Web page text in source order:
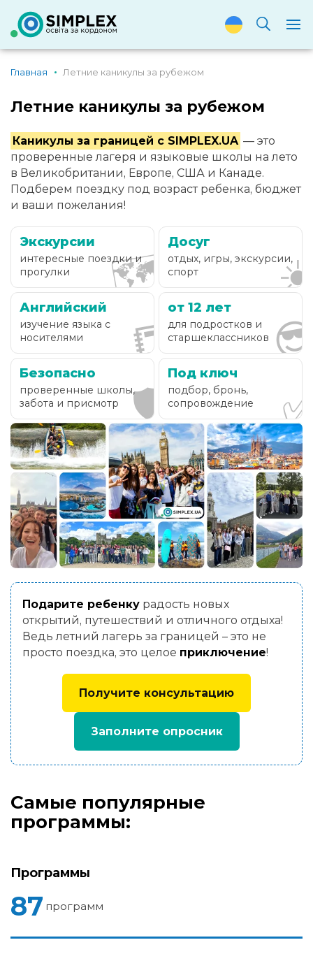
Главная Летние каникулы за рубежом
Летние каникулы за рубежом
Каникулы за границей с SIMPLEX.UA — это
проверенные лагеря и языковые школы на лето
в Великобритании, Европе, США и Канаде.
Подберем поездку под возраст ребенка, бюджет
и ваши пожелания!
🗺️
Экскурсии
интересные поездки и
прогулки
Досуг
отдых, игры, экскурсии,
спорт
📒
Английский
изучение языка с
носителями
от 12 лет
для подростков и
старшеклассников
🛡️
Безопасно
проверенные школы,
забота и присмотр
Под ключ
подбор, бронь,
сопровождение
Подарите ребенку радость новых
открытий, путешествий и отличного отдыха!
Ведь летний лагерь за границей – это не
просто поездка, это целое приключение!
Получите консультацию
Заполните опросник
Самые популярные
программы:
Программы
87 программ